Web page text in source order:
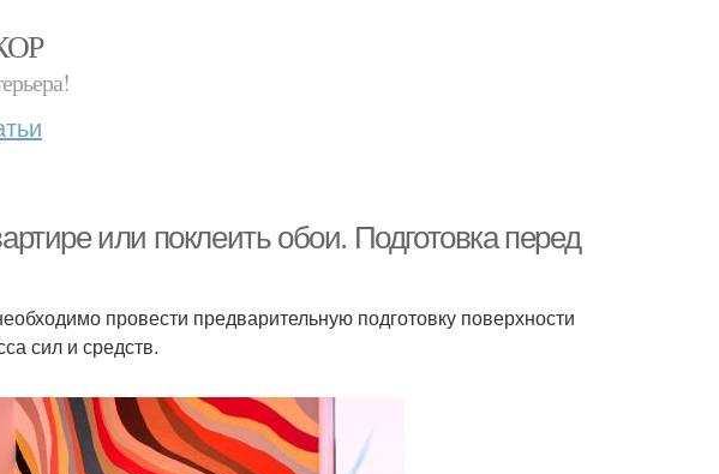
или поклеить обои. Подготовка перед
провести предварительную подготовку поверхности
сил и средств.